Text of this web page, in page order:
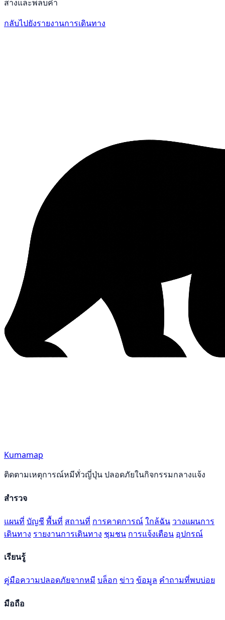
สางและพลบค่ำ
กลับไปยังรายงานการเดินทาง
Kumamap
ติดตามเหตุการณ์หมีทั่วญี่ปุ่น ปลอดภัยในกิจกรรมกลางแจ้ง
สำรวจ
แผนที่ บัญชี พื้นที่ สถานที่ การคาดการณ์ใกล้ฉัน วางแผนการ
เดินทาง รายงานการเดินทาง ชุมชน การแจ้งเตือน อุปกรณ์
เรียนรู้
คู่มือความปลอดภัยจากหมี บล็อก ข่าว ข้อมูล คำถามที่พบบ่อย
มือถือ